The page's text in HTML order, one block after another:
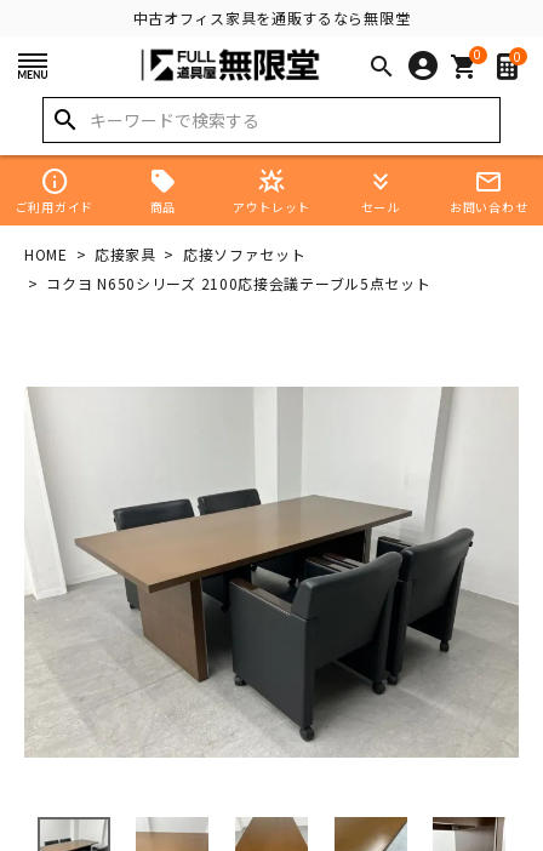
中古オフィス家具を通販するなら無限堂
search 0
shopping_cart 0
search
info
ご利用ガイド 商品
star_shine
アウトレット
keyboard_double_arrow_down
セール
mail_outline
お問い合わせ
HOME 応接家具
応接ソファセット
コクヨ N650シリーズ 2100応接会議テーブル5点セット